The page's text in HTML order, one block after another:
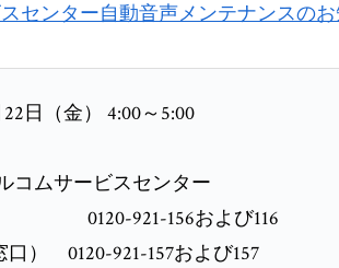
センター自動音声メンテナンスの
日（金） 4:00～5:00
コムサービスセンター
921-156および116
） 0120-921-157および157